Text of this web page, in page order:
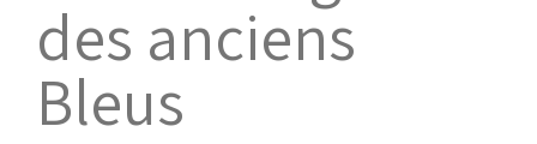
des anciens
Bleus